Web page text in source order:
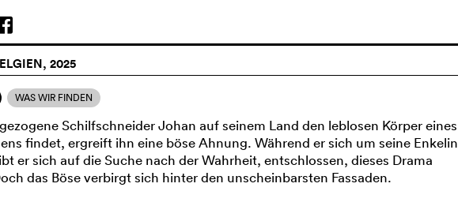
2025
WAS WIR FINDEN
Schilfschneider Johan auf seinem Land den leblosen Körper eines
findet, ergreift ihn eine böse Ahnung. Während er sich um seine Enkelin
er sich auf die Suche nach der Wahrheit, entschlossen, dieses Drama
das Böse verbirgt sich hinter den unscheinbarsten Fassaden.